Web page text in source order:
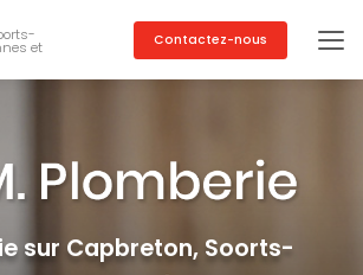
et Contactez-nous
sur Capbreton, Soorts-